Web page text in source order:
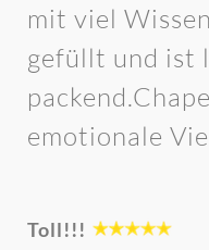
mit viel
gefüllt und ist
emotionale
Toll!!!